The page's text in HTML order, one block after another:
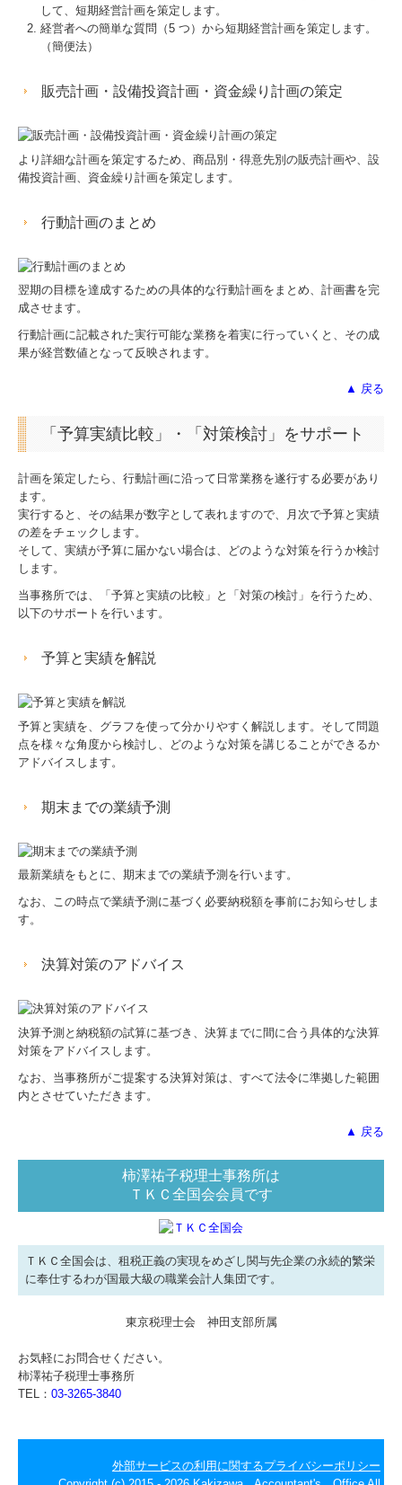
して、短期経営計画を策定します。
経営者への簡単な質問（5 つ）から短期経営計画を策定します。
（簡便法）
販売計画・設備投資計画・資金繰り計画の策定
より詳細な計画を策定するため、商品別・得意先別の販売計画や、設
備投資計画、資金繰り計画を策定します。
行動計画のまとめ
翌期の目標を達成するための具体的な行動計画をまとめ、計画書を完
成させます。
行動計画に記載された実行可能な業務を着実に行っていくと、その成
果が経営数値となって反映されます。
▲ 戻る
「予算実績比較」・「対策検討」をサポート
計画を策定したら、行動計画に沿って日常業務を遂行する必要があり
ます。
実行すると、その結果が数字として表れますので、月次で予算と実績
の差をチェックします。
そして、実績が予算に届かない場合は、どのような対策を行うか検討
します。
当事務所では、「予算と実績の比較」と「対策の検討」を行うため、
以下のサポートを行います。
予算と実績を解説
予算と実績を、グラフを使って分かりやすく解説します。そして問題
点を様々な角度から検討し、どのような対策を講じることができるか
アドバイスします。
期末までの業績予測
最新業績をもとに、期末までの業績予測を行います。
なお、この時点で業績予測に基づく必要納税額を事前にお知らせしま
す。
決算対策のアドバイス
決算予測と納税額の試算に基づき、決算までに間に合う具体的な決算
対策をアドバイスします。
なお、当事務所がご提案する決算対策は、すべて法令に準拠した範囲
内とさせていただきます。
▲ 戻る
柿澤祐子税理士事務所は
ＴＫＣ全国会会員です
ＴＫＣ全国会は、租税正義の実現をめざし関与先企業の永続的繁栄
に奉仕するわが国最大級の職業会計人集団です。
東京税理士会 神田支部所属
お気軽にお問合せください。
柿澤祐子税理士事務所
TEL： 03-3265-3840
外部サービスの利用に関するプライバシーポリシー